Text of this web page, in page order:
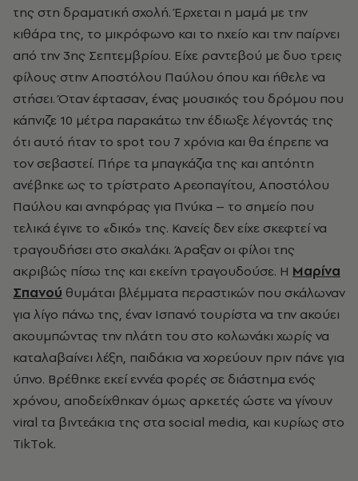
της στη δραματική σχολή. Έρχεται η μαμά με την
κιθάρα της, το μικρόφωνο και το ηχείο και την παίρνει
από την 3ης Σεπτεμβρίου. Είχε ραντεβού με δυο τρεις
φίλους στην Αποστόλου Παύλου όπου και ήθελε να
στήσει. Όταν έφτασαν, ένας μουσικός του δρόμου που
κάπνιζε 10 μέτρα παρακάτω την έδιωξε λέγοντάς της
ότι αυτό ήταν το spot του 7 χρόνια και θα έπρεπε να
τον σεβαστεί. Πήρε τα μπαγκάζια της και απτόητη
ανέβηκε ως το τρίστρατο Αρεοπαγίτου, Αποστόλου
Παύλου και ανηφόρας για Πνύκα – το σημείο που
τελικά έγινε το «δικό» της. Κανείς δεν είχε σκεφτεί να
τραγουδήσει στο σκαλάκι. Άραξαν οι φίλοι της
ακριβώς πίσω της και εκείνη τραγουδούσε. H Μαρίνα
Σπανού θυμάται βλέμματα περαστικών που σκάλωναν
για λίγο πάνω της, έναν Ισπανό τουρίστα να την ακούει
ακουμπώντας την πλάτη του στο κολωνάκι χωρίς να
καταλαβαίνει λέξη, παιδάκια να χορεύουν πριν πάνε για
ύπνο. Βρέθηκε εκεί εννέα φορές σε διάστημα ενός
χρόνου, αποδείχθηκαν όμως αρκετές ώστε να γίνουν
viral τα βιντεάκια της στα social media, και κυρίως στο
TikΤok.